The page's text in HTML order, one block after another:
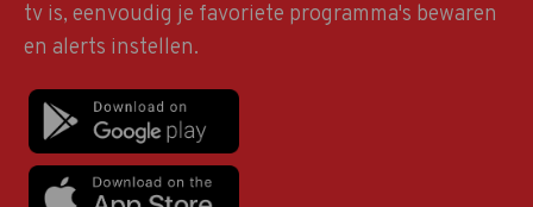
tv is, eenvoudig je favoriete programma's bewaren
en alerts instellen.